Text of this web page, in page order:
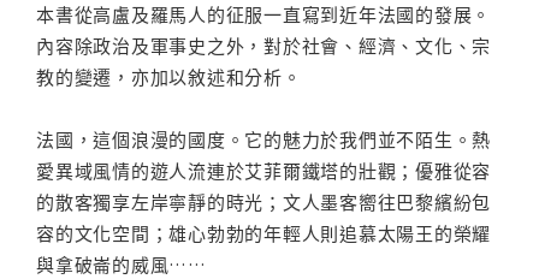
本書從高盧及羅馬人的征服一直寫到近年法國的發展。
內容除政治及軍事史之外，對於社會、經濟、文化、宗
教的變遷，亦加以敘述和分析。
法國，這個浪漫的國度。它的魅力於我們並不陌生。熱
愛異域風情的遊人流連於艾菲爾鐵塔的壯觀；優雅從容
的散客獨享左岸寧靜的時光；文人墨客嚮往巴黎繽紛包
容的文化空間；雄心勃勃的年輕人則追慕太陽王的榮耀
與拿破崙的威風……